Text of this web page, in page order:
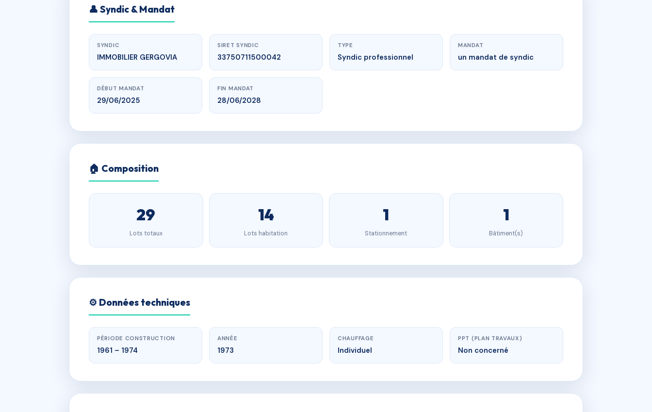
👤 Syndic & Mandat
SYNDIC
IMMOBILIER GERGOVIA
SIRET SYNDIC
33750711500042
TYPE
Syndic professionnel
MANDAT
un mandat de syndic
DÉBUT MANDAT
29/06/2025
FIN MANDAT
28/06/2028
🏠 Composition
29
Lots totaux
14
Lots habitation
1
Stationnement
1
Bâtiment(s)
⚙️ Données techniques
PÉRIODE CONSTRUCTION
1961 – 1974
ANNÉE
1973
CHAUFFAGE
Individuel
PPT (PLAN TRAVAUX)
Non concerné